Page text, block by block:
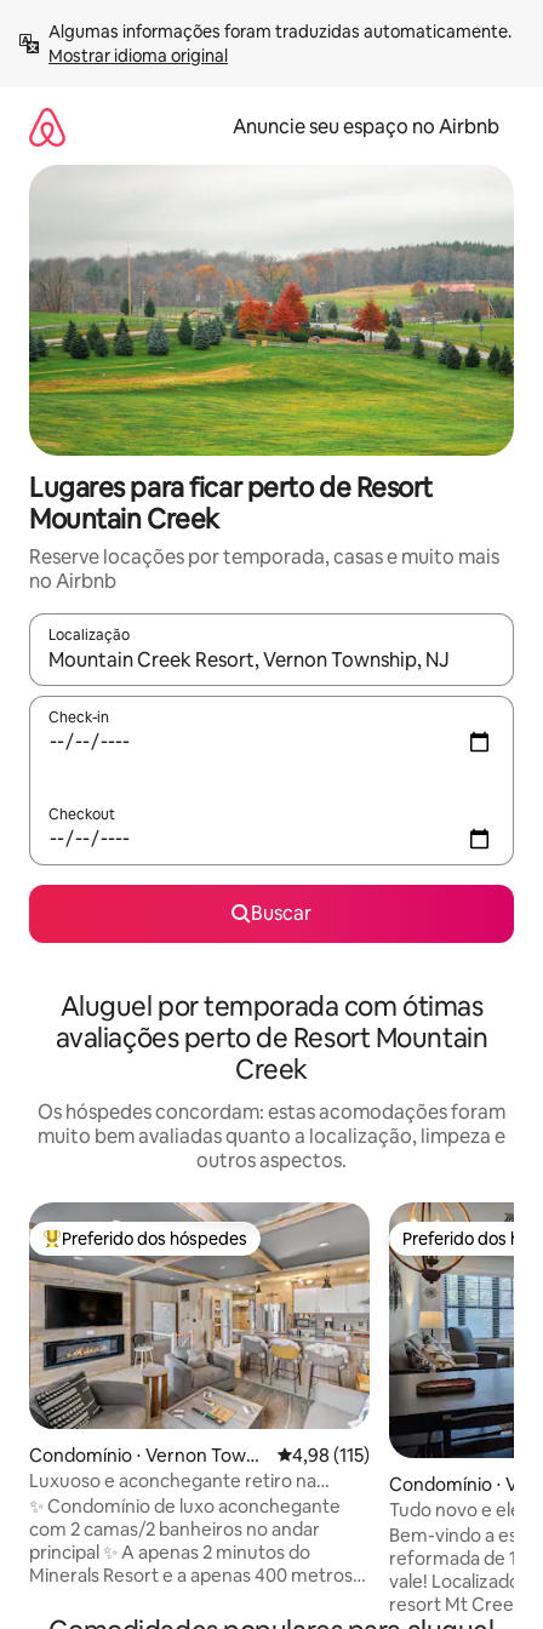
para
Mostrar idioma original
Anuncie seu espaço no Airbnb
Lugares para ficar perto de Resort
Mountain Creek
Reserve locações por temporada, casas e muito mais
no Airbnb
Localização
Quando os resultados estiverem disponíveis, explore-os
Check-in
Checkout
Buscar
Aluguel por temporada com ótimas
avaliações perto de Resort Mountain
Creek
Os hóspedes concordam: estas acomodações foram
muito bem avaliadas quanto a localização, limpeza e
outros aspectos.
Entre os melhores preferidos dos hóspedes
Preferido dos hóspedes
Condomínio ⋅ Vernon Towns
hip
4,98 de uma avaliação média de
4,98 (115)
Luxuoso e aconchegante retiro na
montanha com 2 quartos e 2 banheiros -
Esqui/spa.
✨ Condomínio de luxo aconchegante
com 2 camas/2 banheiros no andar
principal ✨ A apenas 2 minutos do
Minerals Resort e a apenas 400 metros
parque aquático, dos campos de golfe e
Preferido dos
Preferido dos
Condomínio ⋅
ship
Tudo novo e
entrada/saída
size
Bem-vindo a
reformada de 1
vale! Localizado
resort Mt Creek.